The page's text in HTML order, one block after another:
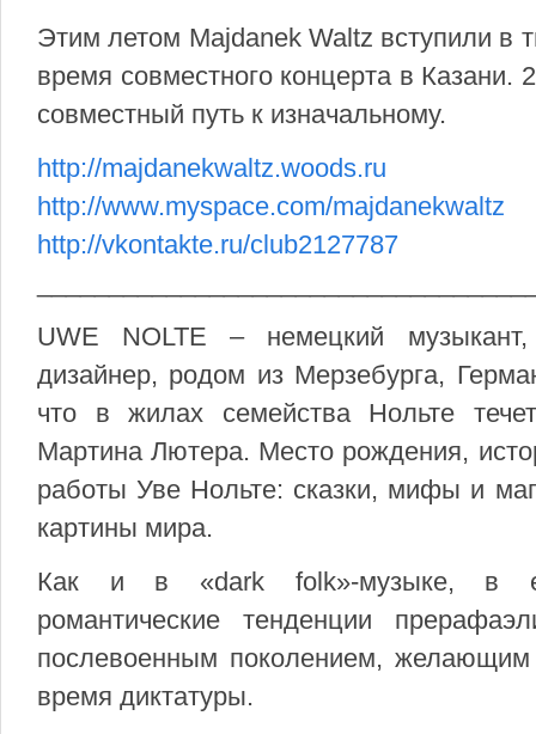
Этим летом Majdanek Waltz вступили в
время совместного концерта в Казани.
совместный путь к изначальному.
http://majdanekwaltz.woods.ru
http://www.myspace.com/majdanekwaltz
http://vkontakte.ru/club2127787
UWE NOLTE – немецкий
дизайнер, родом из Мерзебурга,
что в жилах семейства Нольте
Мартина Лютера. Место рождения,
работы Уве Нольте: сказки, мифы и
картины мира.
Как и в «dark folk»-музыке, в
романтические тенденции
послевоенным поколением,
время диктатуры.